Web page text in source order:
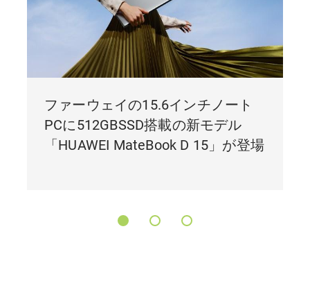
ファーウェイの15.6インチノート
PCに512GBSSD搭載の新モデル
「HUAWEI MateBook D 15」が登場